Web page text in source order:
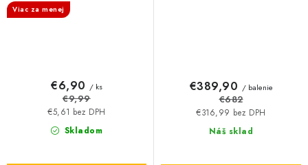
Viac za menej
Skladom
€5,61 bez DPH
€6,90 / ks
€9,99
Náš sklad
€316,99 bez DPH
€389,90 / balenie
€682